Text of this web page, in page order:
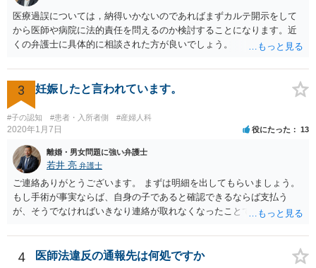
医療過誤については，納得いかないのであればまずカルテ開示をして
から医師や病院に法的責任を問えるのか検討することになります。近
くの弁護士に具体的に相談された方が良いでしょう。
3 妊娠したと言われています。
#子の認知 #患者・入所者側 #産婦人科
2020年1月7日 役にたった 13
離婚・男女問題に強い弁護士
若井 亮 弁護士
ご連絡ありがとうございます。 まずは明細を出してもらいましょう。
もし手術が事実ならば、自身の子であると確認できるならば支払う
が、そうでなければいきなり連絡が取れなくなったことで不信感もあ
してはいかがでしょうか。 代理人となる場合ですが、事務所ごとにま
ちまちです。 弊所の場合、交渉をお受けするとなると20万円くらいが
4 医師法違反の通報先は何処ですか